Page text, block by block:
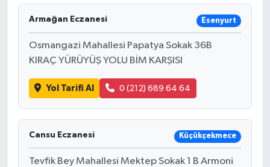
Armağan Eczanesi Esenyurt
Osmangazi Mahallesi Papatya Sokak 36B
KIRAÇ YÜRÜYÜŞ YOLU BİM KARŞISI
Yol Tarifi Al 0 (212) 689 64 64
Cansu Eczanesi Küçükçekmece
Tevfik Bey Mahallesi Mektep Sokak 1 B Armoni